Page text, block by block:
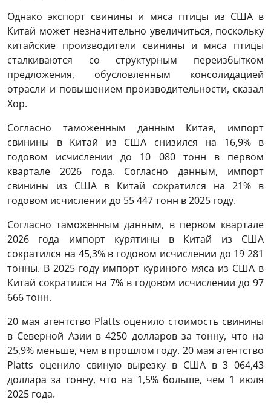
Однако экспорт свинины и мяса птицы из США в
Китай может незначительно увеличиться, поскольку
китайские производители свинины и мяса птицы
сталкиваются со структурным переизбытком
предложения, обусловленным консолидацией
отрасли и повышением производительности, сказал
Хор.
Согласно таможенным данным Китая, импорт
свинины в Китай из США снизился на 16,9% в
годовом исчислении до 10 080 тонн в первом
квартале 2026 года. Согласно данным, импорт
свинины из США в Китай сократился на 21% в
годовом исчислении до 55 447 тонн в 2025 году.
Согласно таможенным данным, в первом квартале
2026 года импорт курятины в Китай из США
сократился на 45,3% в годовом исчислении до 19 281
тонны. В 2025 году импорт куриного мяса из США в
Китай сократился на 7% в годовом исчислении до 97
666 тонн.
20 мая агентство Platts оценило стоимость свинины
в Северной Азии в 4250 долларов за тонну, что на
25,9% меньше, чем в прошлом году. 20 мая агентство
Platts оценило свиную вырезку в США в 3 064,43
доллара за тонну, что на 1,5% больше, чем 1 июля
2025 года.